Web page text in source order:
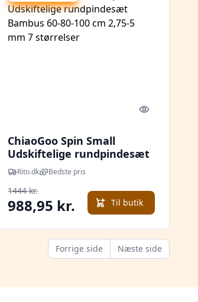
Quick look
ChiaoGoo Spin Small
Udskiftelige rundpindesæt
Bambus 60-80-100 cm 2,75-5
mm 7 størrelser
Rito.dk Bedste pris
1444 kr.
988,95 kr. Til butik
Forrige side Næste side